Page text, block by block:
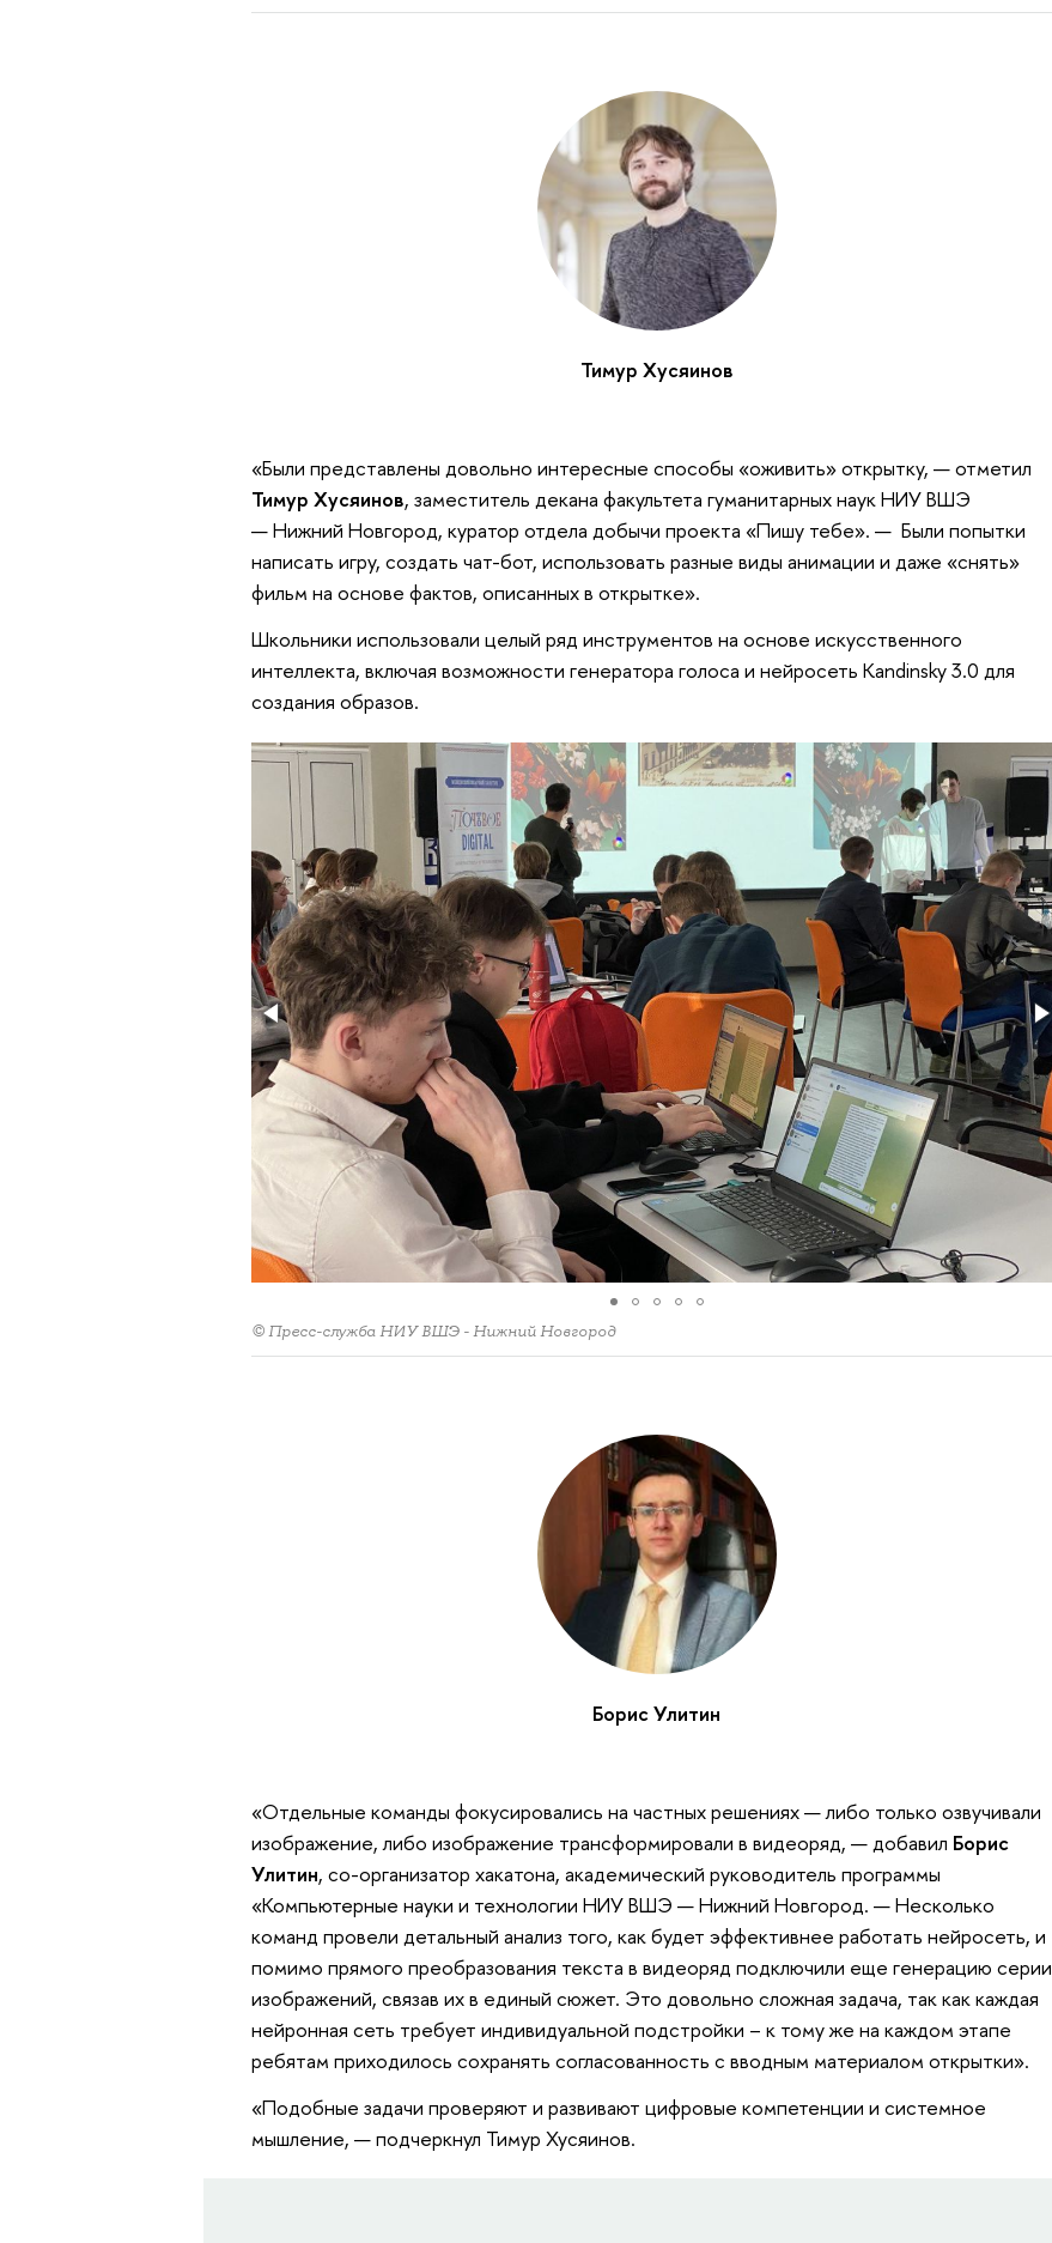
Тимур Хусяинов
«Были представлены довольно интересные способы «оживить» открытку, — отметил
Тимур Хусяинов, заместитель декана факультета гуманитарных наук НИУ ВШЭ
— Нижний Новгород, куратор отдела добычи проекта «Пишу тебе». — Были попытки
написать игру, создать чат-бот, использовать разные виды анимации и даже «снять»
фильм на основе фактов, описанных в открытке».
Школьники использовали целый ряд инструментов на основе искусственного
интеллекта, включая возможности генератора голоса и нейросеть Kandinsky 3.0 для
создания образов.
© Пресс-служба НИУ ВШЭ - Нижний Новгород
Борис Улитин
«Отдельные команды фокусировались на частных решениях — либо только озвучивали
изображение, либо изображение трансформировали в видеоряд, — добавил Борис
Улитин, со-организатор хакатона, академический руководитель программы
«Компьютерные науки и технологии НИУ ВШЭ — Нижний Новгород. — Несколько
команд провели детальный анализ того, как будет эффективнее работать нейросеть, и
помимо прямого преобразования текста в видеоряд подключили еще генерацию серии
изображений, связав их в единый сюжет. Это довольно сложная задача, так как каждая
нейронная сеть требует индивидуальной подстройки – к тому же на каждом этапе
ребятам приходилось сохранять согласованность с вводным материалом открытки».
«Подобные задачи проверяют и развивают цифровые компетенции и системное
мышление, — подчеркнул Тимур Хусяинов.